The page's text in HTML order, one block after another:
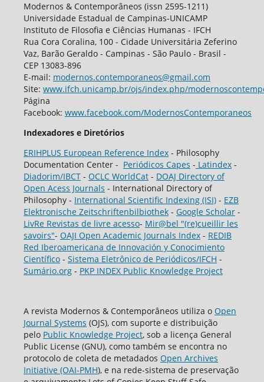
Modernos & Contemporâneos (issn 2595-1211)
Universidade Estadual de Campinas-UNICAMP
Instituto de Filosofia e Ciências Humanas - IFCH
Rua Cora Coralina, 100 - Cidade Universitária Zeferino
Vaz, Barão Geraldo - Campinas - São Paulo - Brasil -
CEP 13083-896
E-mail: modernos.contemporaneos@gmail.com
Site: www.ifch.unicamp.br/ojs/index.php/
Página
Facebook: www.facebook.com/ModernosContemporaneos
Indexadores e Diretórios
ERIHPLUS European Reference Index- Philosophy
Documentation Center - Periódicos Capes - Latindex-
Diadorim/IBCT- OCLC WorldCat- DOAJ Directory of
Open Acess Journals - International Directory of
Philosophy - International Scientific Indexing (ISI)- EZB
Elektronische Zeitschriftenbilbiothek- Google Scholar-
LivRe Revistas de livre acesso- Mir@bel "(re)cueillir les
savoirs"- OAJI Open Academic Journals Index- REDIB
Red Iberoamericana de Innovación y Conocimiento
Científico- Sistema Eletrônico de Periódicos/IFCH -
Sumário.org- PKP INDEX Public Knowledge Project
A revista Modernos & Contemporâneos utiliza o Open
Journal Systems (OJS), com suporte e distribuição
pelo Public Knowledge Project, sob a licença General
Public License (GNU), como também se encontra no
protocolo de coleta de metadados Open Archives
Initiative (OAI-PMH), e na rede-sistema de preservação